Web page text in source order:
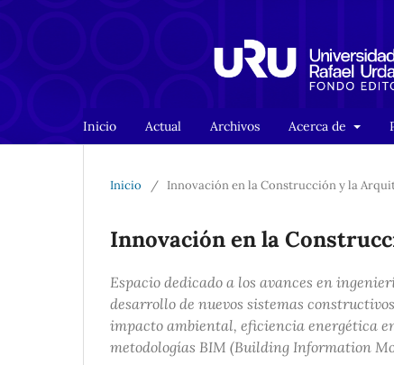
Inicio Actual Archivos Acerca de
Inicio / Innovación en la Construcción y la
Innovación en la
Espacio dedicado a los avances en
desarrollo de nuevos sistemas
impacto ambiental, eficiencia energética
metodologías BIM (Building Information